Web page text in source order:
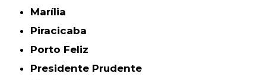
Marília
Piracicaba
Porto Feliz
Presidente Prudente